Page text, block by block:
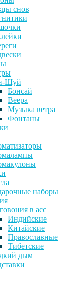
снов
Шуй
Бонсай
Веера
Музыка ветра
Фонтаны
наборы
в асс
Индийские
Китайские
Православные
Тибетские
дым